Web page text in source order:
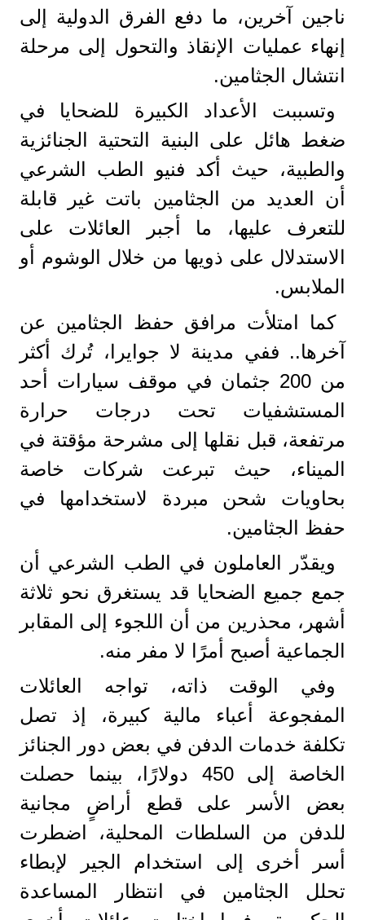
ناجين آخرين، ما دفع الفرق الدولية إلى
إنهاء عمليات الإنقاذ والتحول إلى مرحلة
انتشال الجثامين.
وتسببت الأعداد الكبيرة للضحايا في
ضغط هائل على البنية التحتية الجنائزية
والطبية، حيث أكد فنيو الطب الشرعي
أن العديد من الجثامين باتت غير قابلة
للتعرف عليها، ما أجبر العائلات على
الاستدلال على ذويها من خلال الوشوم أو
الملابس.
كما امتلأت مرافق حفظ الجثامين عن
آخرها.. ففي مدينة لا جوايرا، تُرك أكثر
من 200 جثمان في موقف سيارات أحد
المستشفيات تحت درجات حرارة
مرتفعة، قبل نقلها إلى مشرحة مؤقتة في
الميناء، حيث تبرعت شركات خاصة
بحاويات شحن مبردة لاستخدامها في
حفظ الجثامين.
ويقدّر العاملون في الطب الشرعي أن
جمع جميع الضحايا قد يستغرق نحو ثلاثة
أشهر، محذرين من أن اللجوء إلى المقابر
الجماعية أصبح أمرًا لا مفر منه.
وفي الوقت ذاته، تواجه العائلات
المفجوعة أعباء مالية كبيرة، إذ تصل
تكلفة خدمات الدفن في بعض دور الجنائز
الخاصة إلى 450 دولارًا، بينما حصلت
بعض الأسر على قطع أراضٍ مجانية
للدفن من السلطات المحلية، اضطرت
أسر أخرى إلى استخدام الجير لإبطاء
تحلل الجثامين في انتظار المساعدة